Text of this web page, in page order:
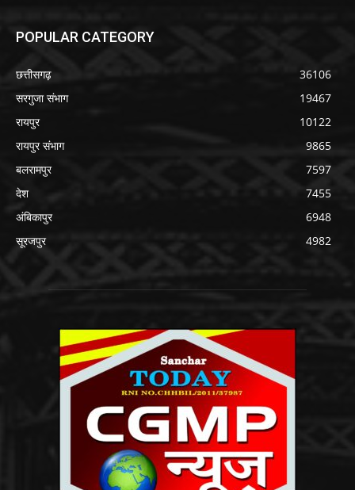
POPULAR CATEGORY
छत्तीसगढ़
36106
सरगुजा संभाग
19467
रायपुर
10122
रायपुर संभाग
9865
बलरामपुर
7597
देश
7455
अंबिकापुर
6948
सूरजपुर
4982